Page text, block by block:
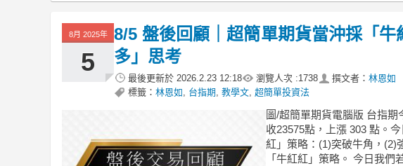
8月 2025年
5
8/5 盤後回顧｜超簡單期貨當沖採「
多」思考
最後更新於 2026.2.23 12:18 瀏覽人次 :1738 撰文者： 林恩如
標籤： 林恩如 台指期 教學文 超簡單投資法
圖/超簡單期貨電腦版 台指
收23575點，上漲 303 點。
紅」策略：(1)突破牛角，(2)
「牛紅紅」策略。 今日我們